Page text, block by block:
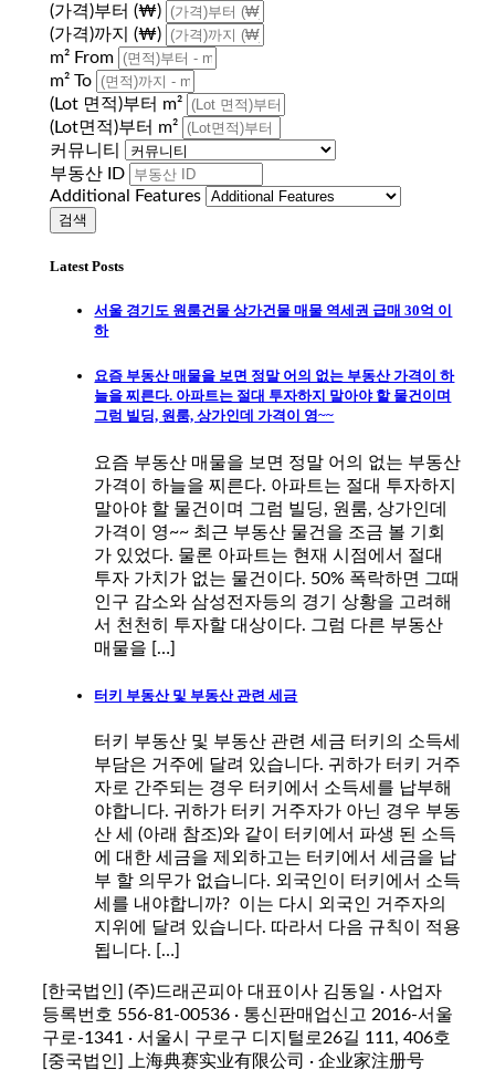
(가격)부터 (₩)
(가격)까지 (₩)
m² From
m² To
(Lot 면적)부터 m²
(Lot면적)부터 m²
커뮤니티
부동산 ID
Additional Features
Latest Posts
서울 경기도 원룸건물 상가건물 매물 역세권 급매 30억 이
하
요즘 부동산 매물을 보면 정말 어의 없는 부동산 가격이 하
늘을 찌른다. 아파트는 절대 투자하지 말아야 할 물건이며
그럼 빌딩, 원룸, 상가인데 가격이 영~~
요즘 부동산 매물을 보면 정말 어의 없는 부동산
가격이 하늘을 찌른다. 아파트는 절대 투자하지
말아야 할 물건이며 그럼 빌딩, 원룸, 상가인데
가격이 영~~ 최근 부동산 물건을 조금 볼 기회
가 있었다. 물론 아파트는 현재 시점에서 절대
투자 가치가 없는 물건이다. 50% 폭락하면 그때
인구 감소와 삼성전자등의 경기 상황을 고려해
서 천천히 투자할 대상이다. 그럼 다른 부동산
매물을 […]
터키 부동산 및 부동산 관련 세금
터키 부동산 및 부동산 관련 세금 터키의 소득세
부담은 거주에 달려 있습니다. 귀하가 터키 거주
자로 간주되는 경우 터키에서 소득세를 납부해
야합니다. 귀하가 터키 거주자가 아닌 경우 부동
산 세 (아래 참조)와 같이 터키에서 파생 된 소득
에 대한 세금을 제외하고는 터키에서 세금을 납
부 할 의무가 없습니다. 외국인이 터키에서 소득
세를 내야합니까? 이는 다시 외국인 거주자의
지위에 달려 있습니다. 따라서 다음 규칙이 적용
됩니다. […]
[한국법인] (주)드래곤피아 대표이사 김동일 · 사업자
등록번호 556-81-00536 · 통신판매업신고 2016-서울
구로-1341 · 서울시 구로구 디지털로26길 111, 406호
[중국법인] 上海典赛实业有限公司 · 企业家注册号